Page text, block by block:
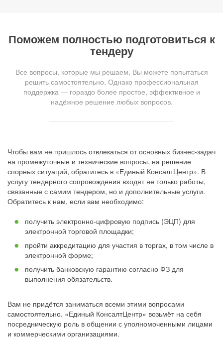
Поможем полностью подготовиться к
тендеру
Все вопросы, которые мы решаем, Вы можете попытаться
решить самостоятельно. Однако профессиональная
поддержка — гораздо более простое, эффективное и
надёжное решение любых вопросов.
Чтобы вам не пришлось отвлекаться от основных бизнес-задач
на промежуточные и технические вопросы, на решение
спорных ситуаций, обратитесь в «Единый КонсалтЦентр». В
услугу тендерного сопровождения входят не только работы,
связанные с самим тендером, но и дополнительные услуги.
Обратитесь к нам, если вам необходимо:
получить электронно-цифровую подпись (ЭЦП) для
электронной торговой площадки;
пройти аккредитацию для участия в торгах, в том числе в
электронной форме;
получить банковскую гарантию согласно ФЗ для
выполнения обязательств.
Вам не придётся заниматься всеми этими вопросами
самостоятельно. «Единый КонсалтЦентр» возьмёт на себя
посредническую роль в общении с уполномоченными лицами
и коммерческими организациями.